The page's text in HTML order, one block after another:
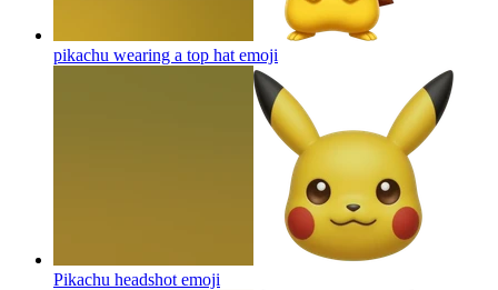
pikachu wearing a top hat emoji
Pikachu headshot emoji